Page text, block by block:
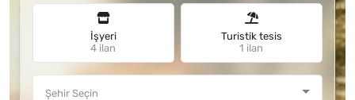
İşyeri
4 ilan
Turistik tesis
1 ilan